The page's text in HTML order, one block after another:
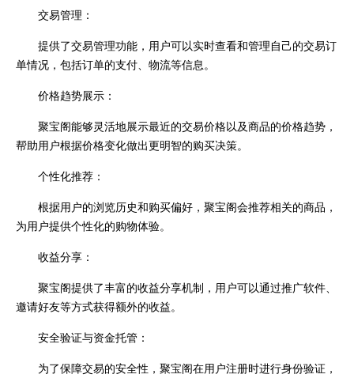
交易管理：
提供了交易管理功能，用户可以实时查看和管理自己的交易订
单情况，包括订单的支付、物流等信息。
价格趋势展示：
聚宝阁能够灵活地展示最近的交易价格以及商品的价格趋势，
帮助用户根据价格变化做出更明智的购买决策。
个性化推荐：
根据用户的浏览历史和购买偏好，聚宝阁会推荐相关的商品，
为用户提供个性化的购物体验。
收益分享：
聚宝阁提供了丰富的收益分享机制，用户可以通过推广软件、
邀请好友等方式获得额外的收益。
安全验证与资金托管：
为了保障交易的安全性，聚宝阁在用户注册时进行身份验证，